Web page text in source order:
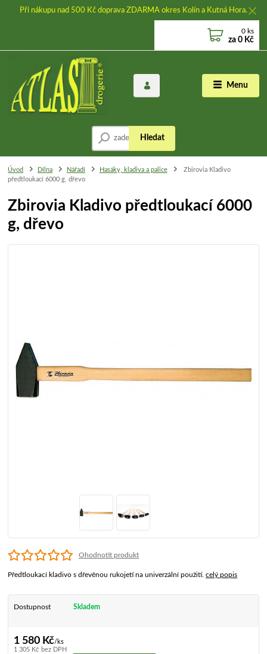
Při nákupu nad 500 Kč doprava ZDARMA okres Kolín a Kutná Hora.
Menu
Hledat
0 ks
za 0 Kč
Úvod Dílna Nářadí Hasáky, kladiva a palice
Zbirovia Kladivo
předtloukací 6000 g, dřevo
Zbirovia Kladivo předtloukací 6000
g, dřevo
Ohodnotit produkt
Předtloukací kladivo s dřevěnou rukojetí na univerzální použití.celý popis
Dostupnost Skladem
1 580 Kč/ks
1 305 Kč bez DPH